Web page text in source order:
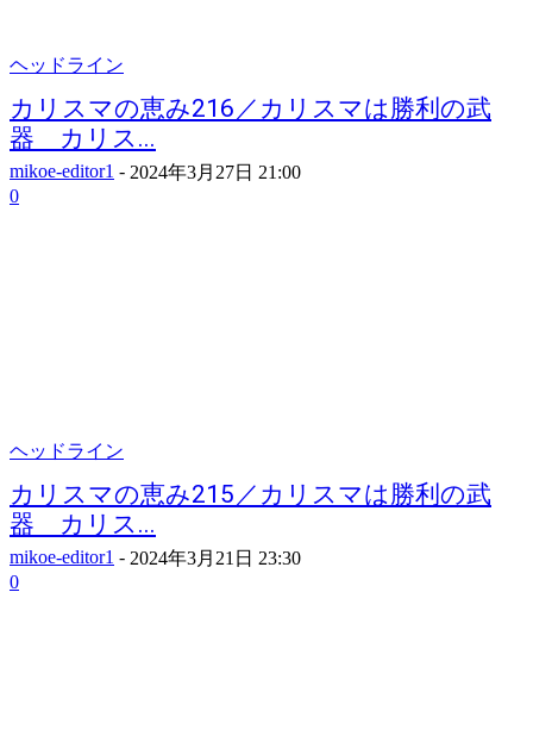
ヘッドライン
カリスマの恵み216／カリスマは勝利の武
器 カリス...
mikoe-editor1 - 2024年3月27日 21:00
0
ヘッドライン
カリスマの恵み215／カリスマは勝利の武
器 カリス...
mikoe-editor1 - 2024年3月21日 23:30
0